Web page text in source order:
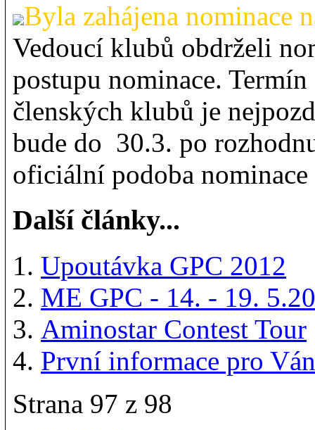
Byla zahájena nominace
Vedoucí klubů obdrželi
postupu nominace.
členských klubů je
bude do 30.3. po
oficiální podoba nominace
Další články...
Upoutávka GPC 2012
ME GPC - 14. - 19.
Aminostar Contest Tour
První informace pro
Strana 97 z 98